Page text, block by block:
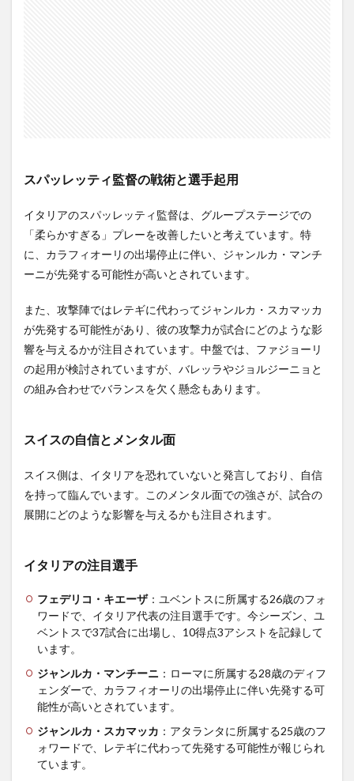
スパッレッティ監督の戦術と選手起用
イタリアのスパッレッティ監督は、グループステージでの
「柔らかすぎる」プレーを改善したいと考えています。特
に、カラフィオーリの出場停止に伴い、ジャンルカ・マンチ
ーニが先発する可能性が高いとされています。
また、攻撃陣ではレテギに代わってジャンルカ・スカマッカ
が先発する可能性があり、彼の攻撃力が試合にどのような影
響を与えるかが注目されています。中盤では、ファジョーリ
の起用が検討されていますが、バレッラやジョルジーニョと
の組み合わせでバランスを欠く懸念もあります。
スイスの自信とメンタル面
スイス側は、イタリアを恐れていないと発言しており、自信
を持って臨んでいます。このメンタル面での強さが、試合の
展開にどのような影響を与えるかも注目されます。
イタリアの注目選手
フェデリコ・キエーザ：ユベントスに所属する26歳のフォ
ワードで、イタリア代表の注目選手です。今シーズン、ユ
ベントスで37試合に出場し、10得点3アシストを記録して
います。
ジャンルカ・マンチーニ ：ローマに所属する28歳のディフ
ェンダーで、カラフィオーリの出場停止に伴い先発する可
能性が高いとされています。
ジャンルカ・スカマッカ ：アタランタに所属する25歳のフ
ォワードで、レテギに代わって先発する可能性が報じられ
ています。